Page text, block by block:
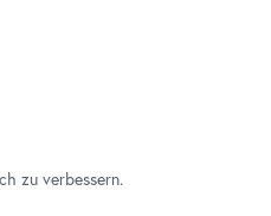
21
zu verbessern.